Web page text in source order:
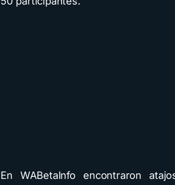
En WABetaInfo encontraron